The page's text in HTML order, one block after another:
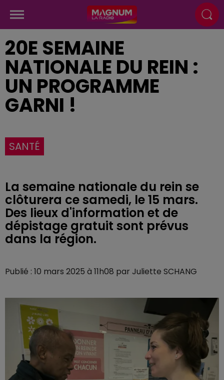
20E SEMAINE
NATIONALE DU REIN :
UN PROGRAMME
GARNI !
SANTÉ
La semaine nationale du rein se
clôturera ce samedi, le 15 mars.
Des lieux d'information et de
dépistage gratuit sont prévus
dans la région.
Publié : 10 mars 2025 à 11h08 par Juliette SCHANG